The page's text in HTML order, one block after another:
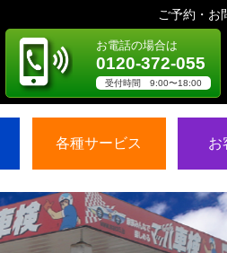
ご予約・お
お電話の場合は
0120-372-055
受付時間 9:00〜18:00
各種サービス お